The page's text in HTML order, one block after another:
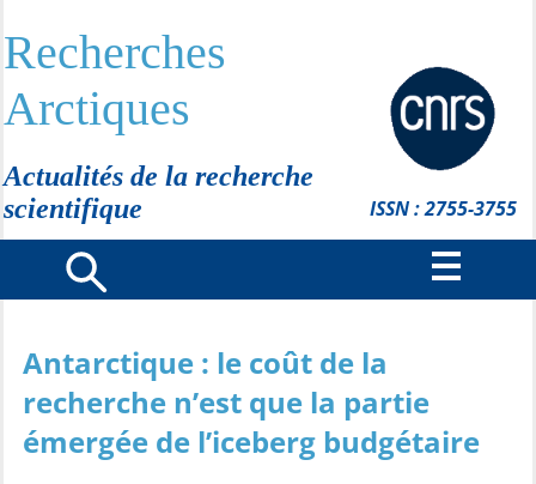
Recherches
Arctiques
Actualités de la recherche
scientifique
ISSN : 2755-3755
Antarctique : le coût de la
recherche n’est que la partie
émergée de l’iceberg budgétaire